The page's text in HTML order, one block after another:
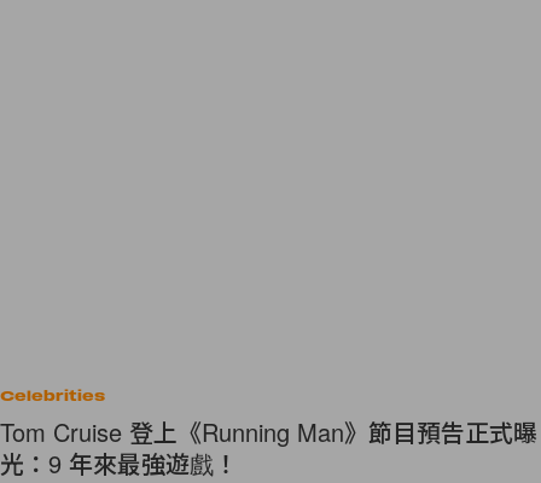
Celebrities
Tom Cruise 登上《Running Man》節目預告正式曝
光：9 年來最強遊戲！